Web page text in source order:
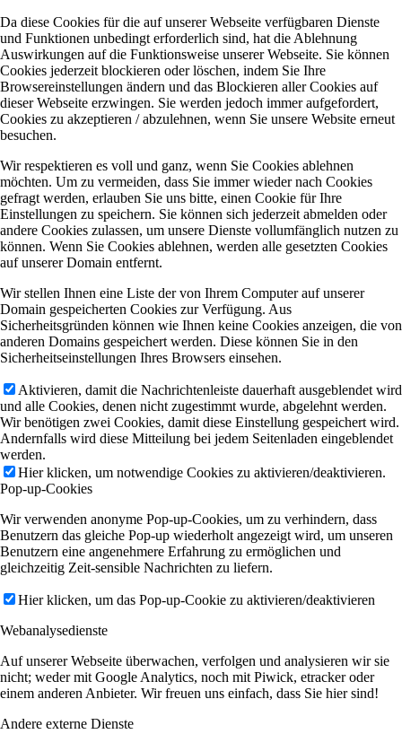
Da diese Cookies für die auf unserer Webseite verfügbaren Dienste
und Funktionen unbedingt erforderlich sind, hat die Ablehnung
Auswirkungen auf die Funktionsweise unserer Webseite. Sie können
Cookies jederzeit blockieren oder löschen, indem Sie Ihre
Browsereinstellungen ändern und das Blockieren aller Cookies auf
dieser Webseite erzwingen. Sie werden jedoch immer aufgefordert,
Cookies zu akzeptieren / abzulehnen, wenn Sie unsere Website erneut
besuchen.
Wir respektieren es voll und ganz, wenn Sie Cookies ablehnen
möchten. Um zu vermeiden, dass Sie immer wieder nach Cookies
gefragt werden, erlauben Sie uns bitte, einen Cookie für Ihre
Einstellungen zu speichern. Sie können sich jederzeit abmelden oder
andere Cookies zulassen, um unsere Dienste vollumfänglich nutzen zu
können. Wenn Sie Cookies ablehnen, werden alle gesetzten Cookies
auf unserer Domain entfernt.
Wir stellen Ihnen eine Liste der von Ihrem Computer auf unserer
Domain gespeicherten Cookies zur Verfügung. Aus
Sicherheitsgründen können wie Ihnen keine Cookies anzeigen, die von
anderen Domains gespeichert werden. Diese können Sie in den
Sicherheitseinstellungen Ihres Browsers einsehen.
Aktivieren, damit die Nachrichtenleiste dauerhaft ausgeblendet wird
und alle Cookies, denen nicht zugestimmt wurde, abgelehnt werden.
Wir benötigen zwei Cookies, damit diese Einstellung gespeichert wird.
Andernfalls wird diese Mitteilung bei jedem Seitenladen eingeblendet
werden.
Hier klicken, um notwendige Cookies zu aktivieren/deaktivieren.
Pop-up-Cookies
Wir verwenden anonyme Pop-up-Cookies, um zu verhindern, dass
Benutzern das gleiche Pop-up wiederholt angezeigt wird, um unseren
Benutzern eine angenehmere Erfahrung zu ermöglichen und
gleichzeitig Zeit-sensible Nachrichten zu liefern.
Hier klicken, um das Pop-up-Cookie zu aktivieren/deaktivieren
Webanalysedienste
Auf unserer Webseite überwachen, verfolgen und analysieren wir sie
nicht; weder mit Google Analytics, noch mit Piwick, etracker oder
einem anderen Anbieter. Wir freuen uns einfach, dass Sie hier sind!
Andere externe Dienste